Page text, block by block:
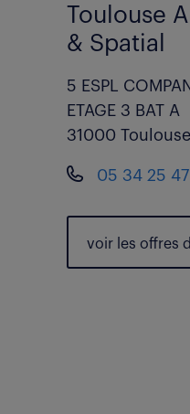
Toulouse
& Spatial
5 ESPL
ETAGE 3 BAT A
31000 Toulouse
05 34 25
voir les offres